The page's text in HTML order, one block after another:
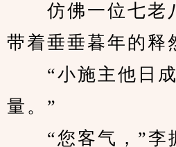
仿佛一位七老八
带着垂垂暮年的释
“小施主他日成
量。”
“您客气，”李